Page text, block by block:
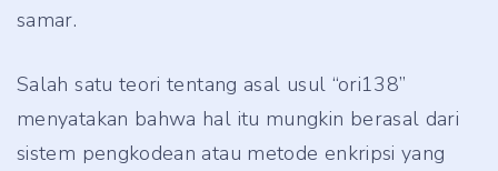
samar.
Salah satu teori tentang asal usul “ori138”
menyatakan bahwa hal itu mungkin berasal dari
sistem pengkodean atau metode enkripsi yang